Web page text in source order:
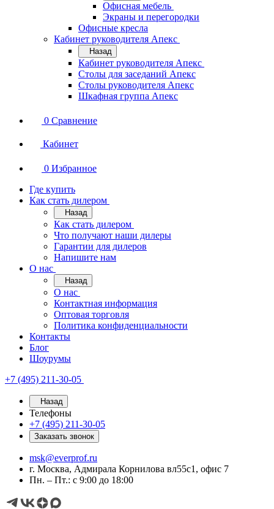
Офисная мебель
Экраны и перегородки
Офисные кресла
Кабинет руководителя Апекс
Назад
Кабинет руководителя Апекс
Столы для заседаний Апекс
Столы руководителя Апекс
Шкафная группа Апекс
0 Сравнение
Кабинет
0 Избранное
Где купить
Как стать дилером
Назад
Как стать дилером
Что получают наши дилеры
Гарантии для дилеров
Напишите нам
О нас
Назад
О нас
Контактная информация
Оптовая торговля
Политика конфиденциальности
Контакты
Блог
Шоурумы
+7 (495) 211-30-05
Назад
Телефоны
+7 (495) 211-30-05
Заказать звонок
msk@everprof.ru
г. Москва, Адмирала Корнилова вл55с1, офис 7
Пн. – Пт.: с 9:00 до 18:00